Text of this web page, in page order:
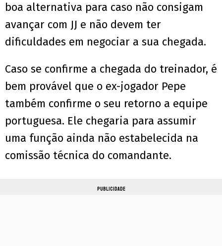
boa alternativa para caso não consigam
avançar com JJ e não devem ter
dificuldades em negociar a sua chegada.
Caso se confirme a chegada do treinador, é
bem provável que o ex-jogador Pepe
também confirme o seu retorno a equipe
portuguesa. Ele chegaria para assumir
uma função ainda não estabelecida na
comissão técnica do comandante.
PUBLICIDADE